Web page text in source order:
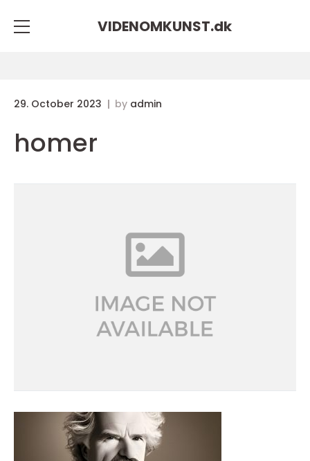
VIDENOMKUNST.dk
29. October 2023 by admin
homer